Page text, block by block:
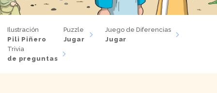
Ilustración
Pili Piñero
Puzzle
Jugar
Juego de Diferencias
Jugar
Trivia
de preguntas